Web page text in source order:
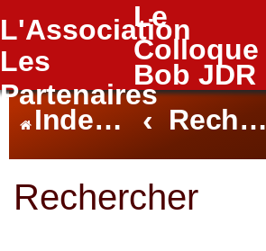
L'Association
Le
Colloque
Les
Partenaires
Bob JDR
FAQ
Index du forum Rechercher
Rechercher